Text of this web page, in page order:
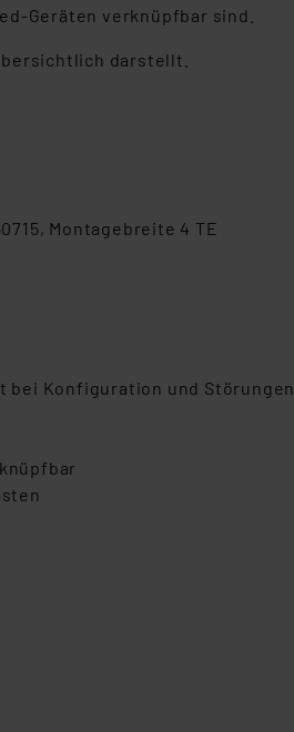
Geräten verknüpfbar sind.
darstellt.
Montagebreite 4 TE
bei Konfiguration und Störungen